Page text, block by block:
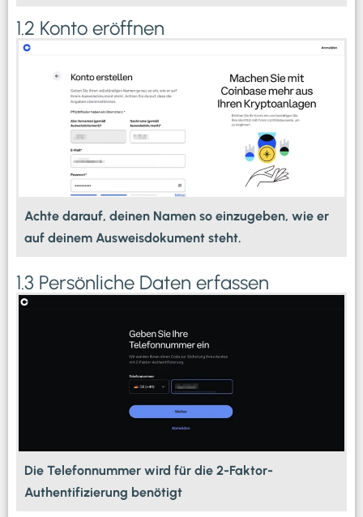
1.2 Konto eröffnen
Achte darauf, deinen Namen so einzugeben, wie er
auf deinem Ausweisdokument steht.
1.3 Persönliche Daten erfassen
Die Telefonnummer wird für die 2-Faktor-
Authentifizierung benötigt